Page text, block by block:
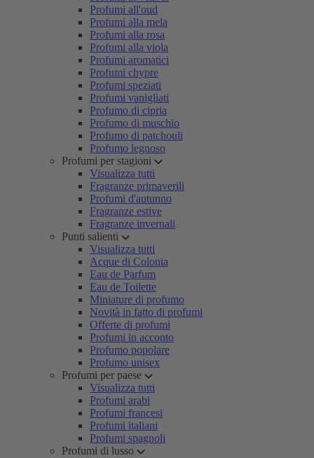
Profumi all'oud
Profumi alla mela
Profumi alla rosa
Profumi alla viola
Profumi aromatici
Profumi chypre
Profumi speziati
Profumi vanigliati
Profumo di cipria
Profumo di muschio
Profumo di patchouli
Profumo legnoso
Profumi per stagioni
Visualizza tutti
Fragranze primaverili
Profumi d'autunno
Fragranze estive
Fragranze invernali
Punti salienti
Visualizza tutti
Acque di Colonia
Eau de Parfum
Eau de Toilette
Miniature di profumo
Novità in fatto di profumi
Offerte di profumi
Profumi in acconto
Profumo popolare
Profumo unisex
Profumi per paese
Visualizza tutti
Profumi arabi
Profumi francesi
Profumi italiani
Profumi spagnoli
Profumi di lusso